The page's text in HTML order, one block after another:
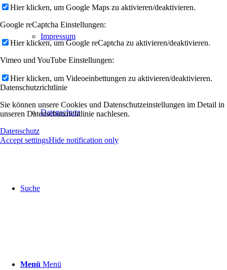
Impressum
Datenschutz
Suche
Menü Menü
Hier klicken, um Google Maps zu aktivieren/deaktivieren.
Google reCaptcha Einstellungen:
Hier klicken, um Google reCaptcha zu aktivieren/deaktivieren.
Vimeo und YouTube Einstellungen:
Hier klicken, um Videoeinbettungen zu aktivieren/deaktivieren.
Datenschutzrichtlinie
Sie können unsere Cookies und Datenschutzeinstellungen im Detail in
unseren Datenschutzrichtlinie nachlesen.
Datenschutz
Accept settingsHide notification only